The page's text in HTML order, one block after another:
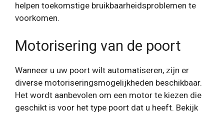
helpen toekomstige bruikbaarheidsproblemen te
voorkomen.
Motorisering van de poort
Wanneer u uw poort wilt automatiseren, zijn er
diverse motoriseringsmogelijkheden beschikbaar.
Het wordt aanbevolen om een ​​motor te kiezen die
geschikt is voor het type poort dat u heeft. Bekijk